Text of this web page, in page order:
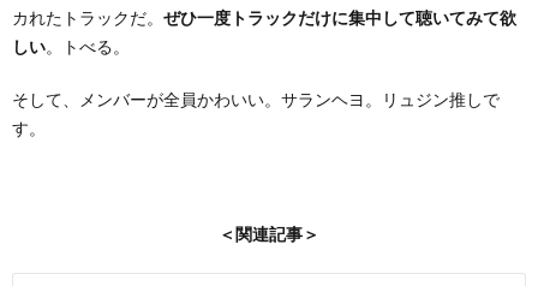
カれたトラックだ。 ぜひ一度トラックだけに集中して聴いてみて欲
しい。トべる。
そして、メンバーが全員かわいい。サランヘヨ。リュジン推しで
す。
＜関連記事＞